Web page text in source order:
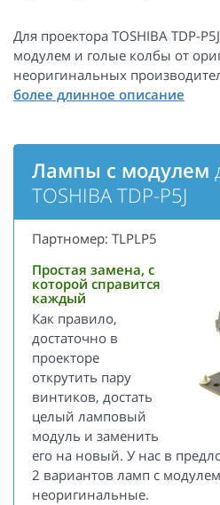
Для проектора TOSHIBA TDP-
модулем и голые колбы от
неоригинальных
Лампы с модулем
TOSHIBA TDP-P5J
Партномер: TLPLP5
Простая замена, с
которой справится
каждый
Как правило,
достаточно в
проекторе
открутить пару
винтиков, достать
целый ламповый
модуль и заменить
его на новый. У нас в
2 вариантов ламп с
неоригинальные.